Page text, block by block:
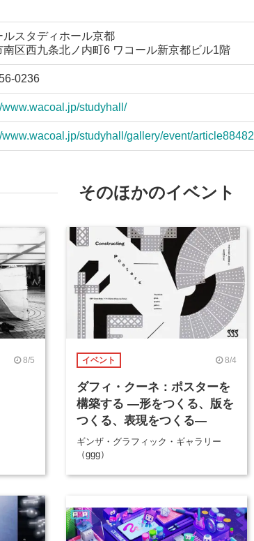
ルスタディホール京都
南区西九条北ノ内町6 ワコール新京都ビル1階
0236
www.wacoal.jp/studyhall/
www.wacoal.jp/studyhall/gallery/event/article88482
そのほかのイベント
8/5 イベント 8/4
ダフィ・クーネ：ポスターを
構築する ―形をつくる、版を
つくる、表現をつくる―
ギンザ・グラフィック・ギャラリー
（ggg）